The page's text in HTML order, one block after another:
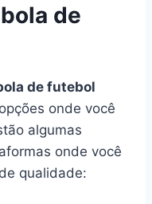
de
de futebol
onde você
algumas
onde você
qualidade: